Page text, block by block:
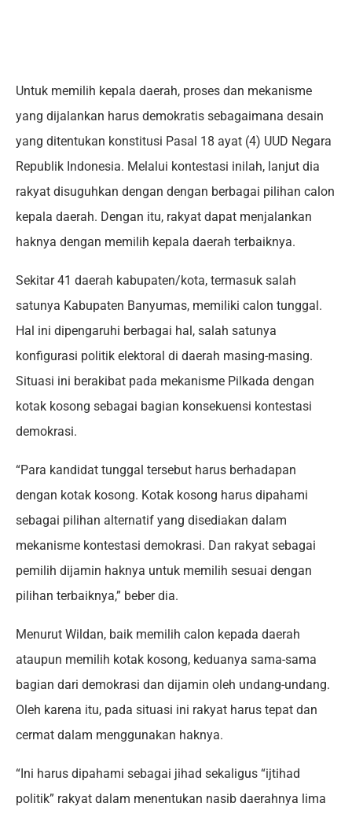
Untuk memilih kepala daerah, proses dan mekanisme
yang dijalankan harus demokratis sebagaimana desain
yang ditentukan konstitusi Pasal 18 ayat (4) UUD Negara
Republik Indonesia. Melalui kontestasi inilah, lanjut dia
rakyat disuguhkan dengan dengan berbagai pilihan calon
kepala daerah. Dengan itu, rakyat dapat menjalankan
haknya dengan memilih kepala daerah terbaiknya.
Sekitar 41 daerah kabupaten/kota, termasuk salah
satunya Kabupaten Banyumas, memiliki calon tunggal.
Hal ini dipengaruhi berbagai hal, salah satunya
konfigurasi politik elektoral di daerah masing-masing.
Situasi ini berakibat pada mekanisme Pilkada dengan
kotak kosong sebagai bagian konsekuensi kontestasi
demokrasi.
“Para kandidat tunggal tersebut harus berhadapan
dengan kotak kosong. Kotak kosong harus dipahami
sebagai pilihan alternatif yang disediakan dalam
mekanisme kontestasi demokrasi. Dan rakyat sebagai
pemilih dijamin haknya untuk memilih sesuai dengan
pilihan terbaiknya,” beber dia.
Menurut Wildan, baik memilih calon kepada daerah
ataupun memilih kotak kosong, keduanya sama-sama
bagian dari demokrasi dan dijamin oleh undang-undang.
Oleh karena itu, pada situasi ini rakyat harus tepat dan
cermat dalam menggunakan haknya.
“Ini harus dipahami sebagai jihad sekaligus “ijtihad
politik” rakyat dalam menentukan nasib daerahnya lima